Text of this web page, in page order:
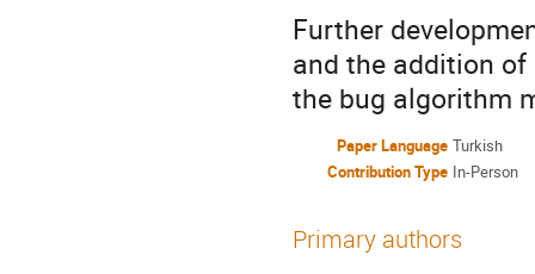
Further
and the addition
the bug algorithm
Paper Language Turkish
Contribution Type In-Person
Primary authors